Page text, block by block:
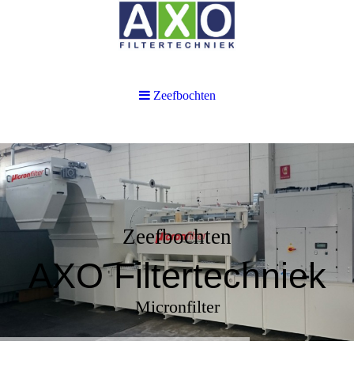
Zeefbochten
AXO Filtertechniek
Micronfilter
Zeefbochten